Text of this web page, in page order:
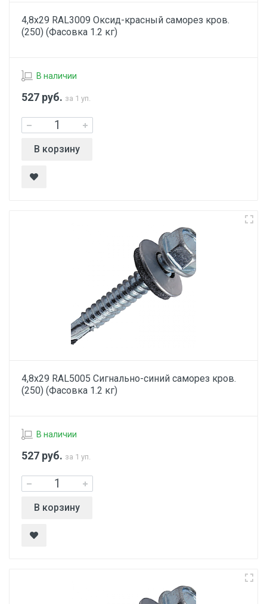
4,8х29 RAL3009 Оксид-красный саморез кров.
(250) (Фасовка 1.2 кг)
В наличии
527 руб. за 1 уп.
В корзину
4,8х29 RAL5005 Сигнально-синий саморез кров.
(250) (Фасовка 1.2 кг)
В наличии
527 руб. за 1 уп.
В корзину